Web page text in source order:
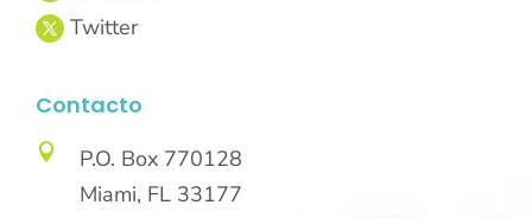
Contacto

P.O. Box 770128
Miami, FL 33177